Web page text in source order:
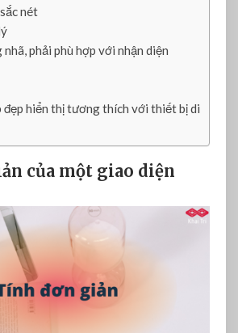
á
a
d
i
n
e
s
i
t
nét
phải phù hợp với nhận diện
đẹp hiển thị tương thích với thiết bị di
của một giao diện